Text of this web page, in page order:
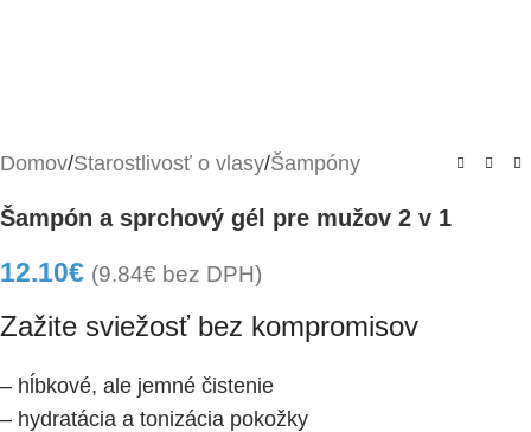
Domov/Starostlivosť o vlasy/Šampóny
Šampón a sprchový gél pre mužov 2 v 1
12.10€ (9.84€ bez DPH)
Zažite sviežosť bez kompromisov
– hĺbkové, ale jemné čistenie
– hydratácia a tonizácia pokožky